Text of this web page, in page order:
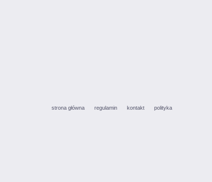
strona główna regulamin kontakt polityka